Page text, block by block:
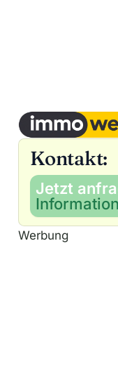
Kontakt:
Jetzt
Werbung